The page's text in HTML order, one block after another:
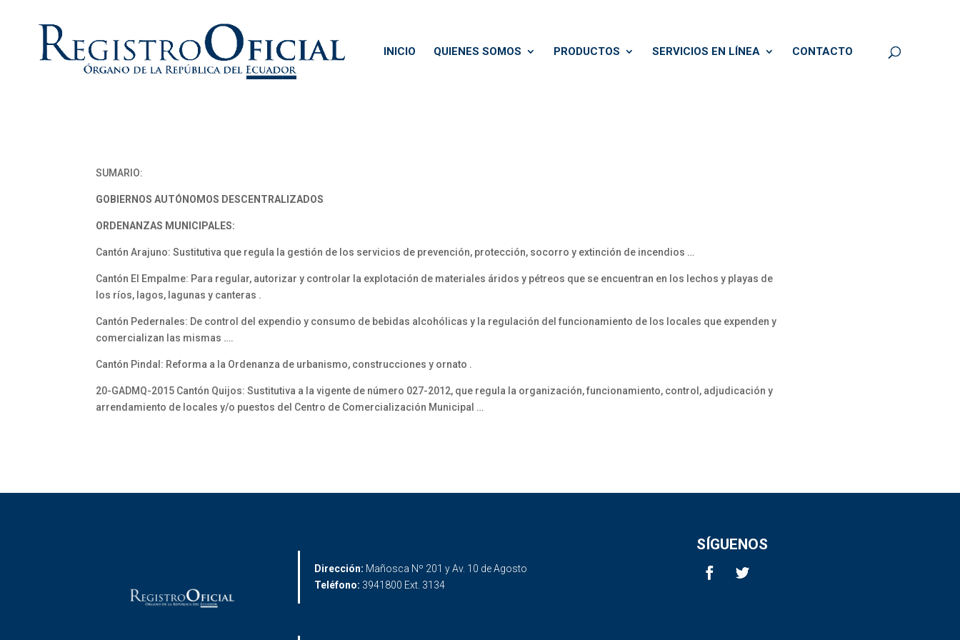
INICIO QUIENES SOMOS PRODUCTOS SERVICIOS EN LÍNEA CONTACTO
SUMARIO:
GOBIERNOS AUTÓNOMOS DESCENTRALIZADOS
ORDENANZAS MUNICIPALES:
Cantón Arajuno: Sustitutiva que regula la gestión de los servicios de prevención, protección, socorro y extinción de incendios …
Cantón El Empalme: Para regular, autorizar y controlar la explotación de materiales áridos y pétreos que se encuentran en los lechos y playas de
los ríos, lagos, lagunas y canteras .
Cantón Pedernales: De control del expendio y consumo de bebidas alcohólicas y la regulación del funcionamiento de los locales que expenden y
comercializan las mismas ….
Cantón Pindal: Reforma a la Ordenanza de urbanismo, construcciones y ornato .
20-GADMQ-2015 Cantón Quijos: Sustitutiva a la vigente de número 027-2012, que regula la organización, funcionamiento, control, adjudicación y
arrendamiento de locales y/o puestos del Centro de Comercialización Municipal …
Dirección: Mañosca Nº 201 y Av. 10 de Agosto
Teléfono: 3941800 Ext. 3134
SÍGUENOS